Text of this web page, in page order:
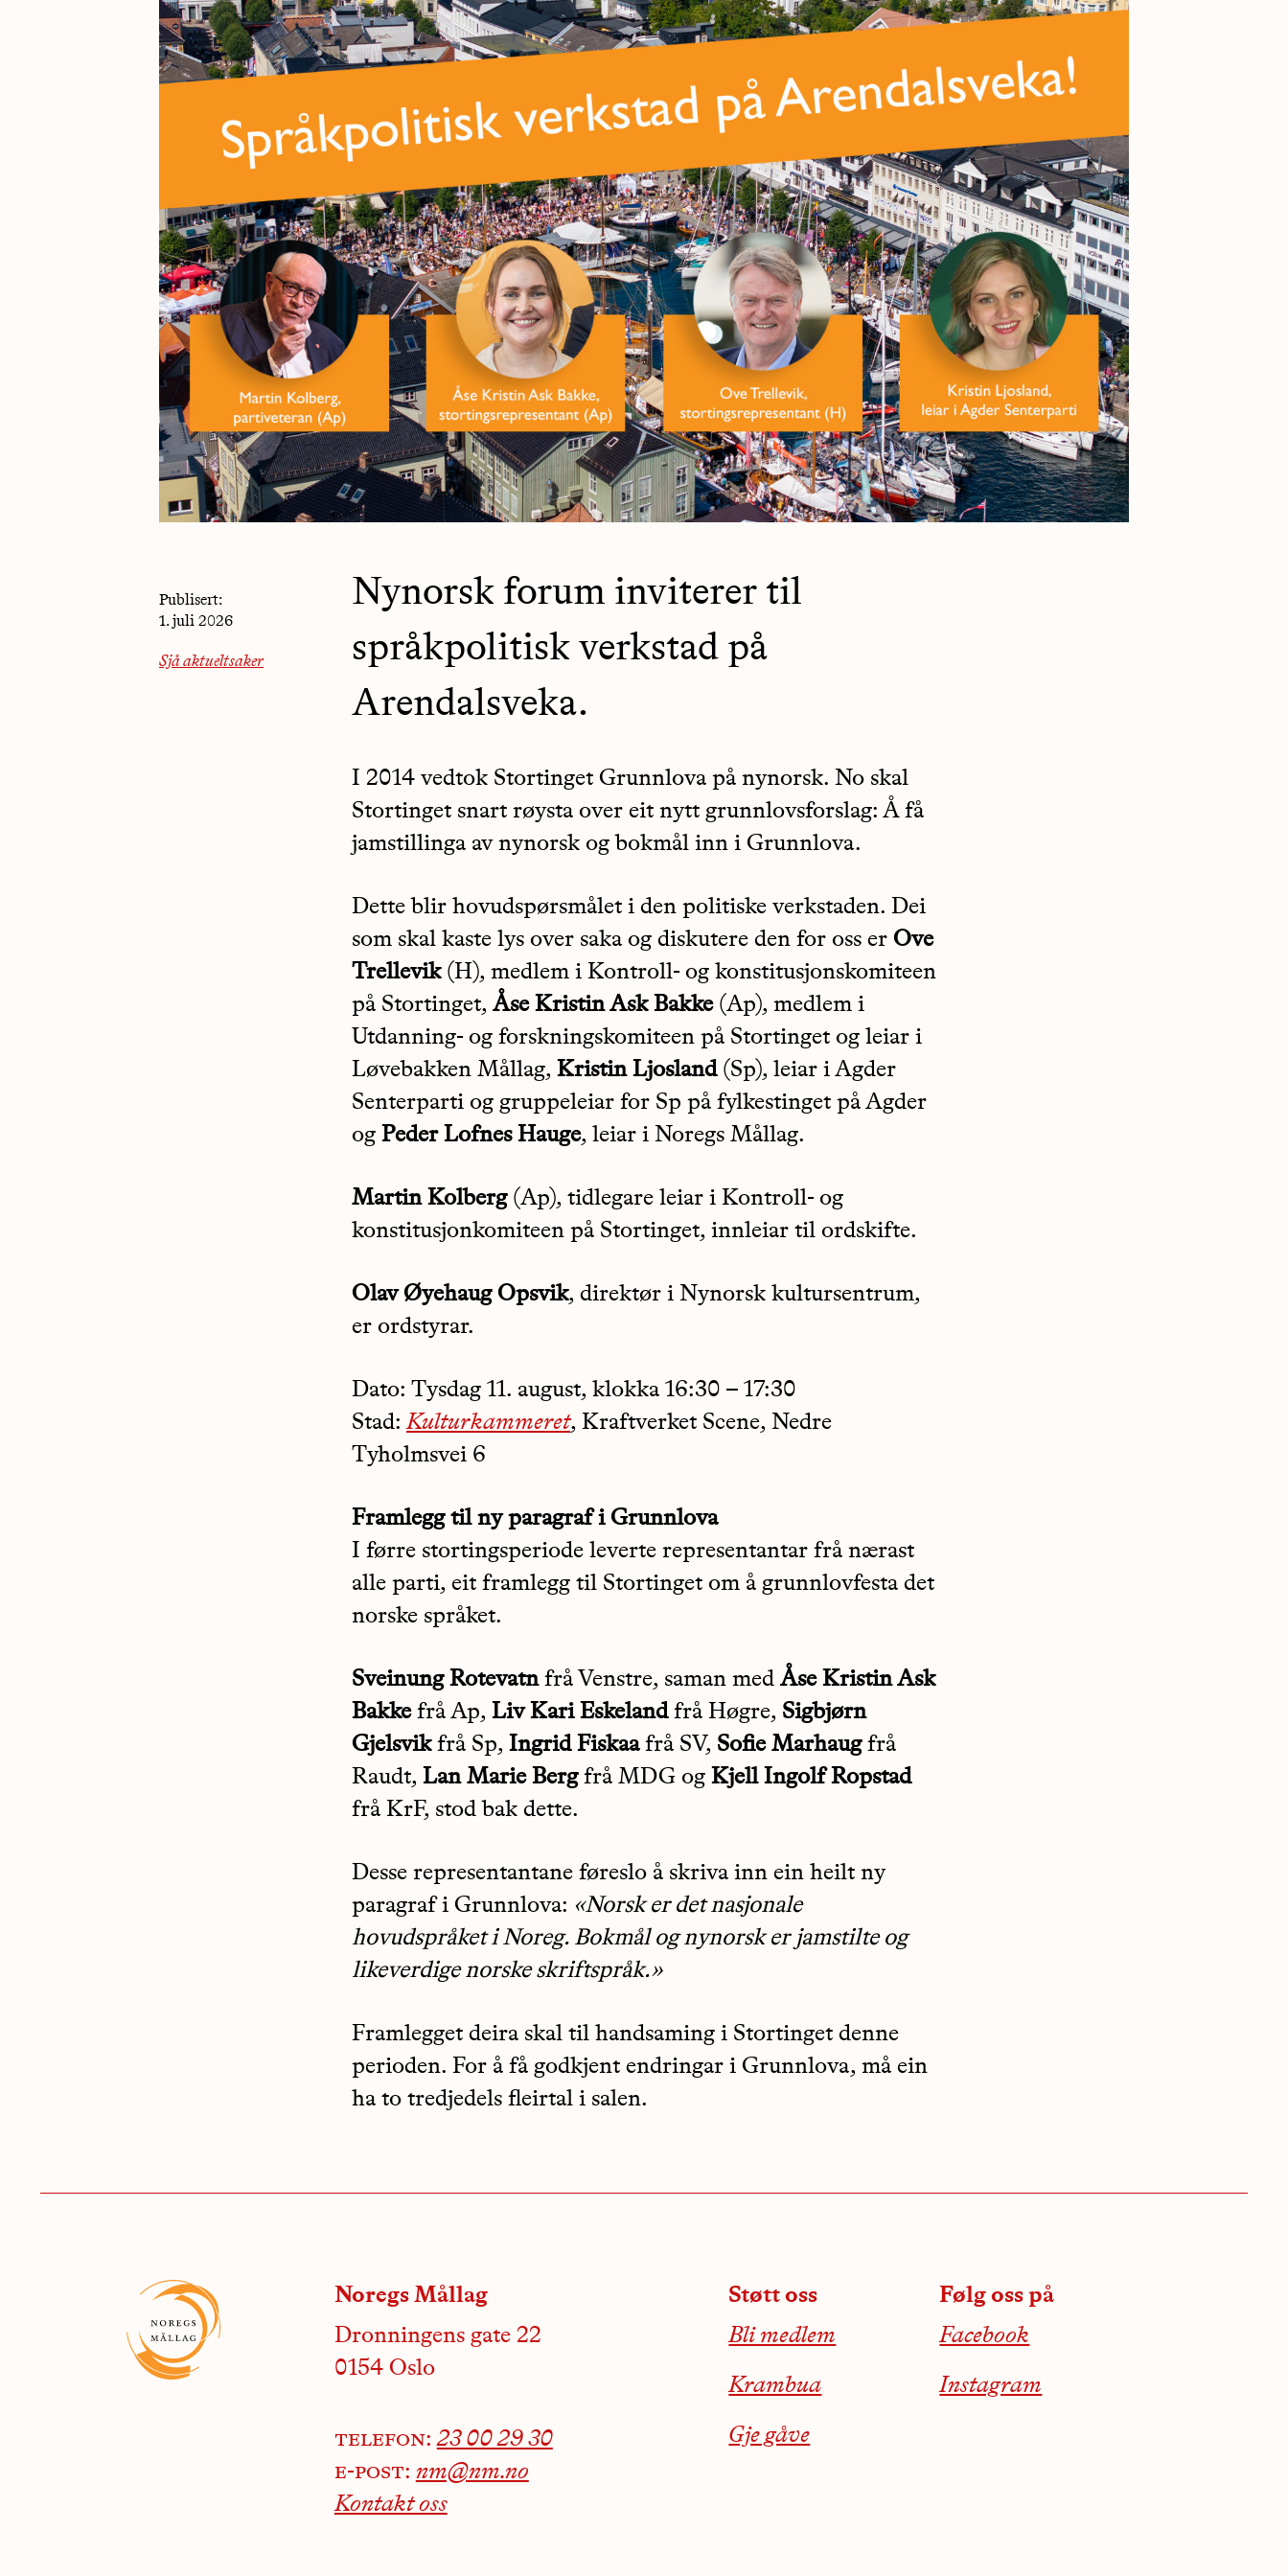
Publisert:
1. juli 2026
Sjå aktueltsaker
Nynorsk forum inviterer til
språkpolitisk verkstad på
Arendalsveka.
I 2014 vedtok Stortinget Grunnlova på nynorsk. No skal
Stortinget snart røysta over eit nytt grunnlovsforslag: Å få
jamstillinga av nynorsk og bokmål inn i Grunnlova.
Dette blir hovudspørsmålet i den politiske verkstaden. Dei
som skal kaste lys over saka og diskutere den for oss er Ove
Trellevik(H), medlem i Kontroll- og konstitusjonskomiteen
på Stortinget, Åse Kristin Ask Bakke(Ap), medlem i
Utdanning- og forskningskomiteen på Stortinget og leiar i
Løvebakken Mållag, Kristin Ljosland(Sp), leiar i Agder
Senterparti og gruppeleiar for Sp på fylkestinget på Agder
og Peder Lofnes Hauge, leiar i Noregs Mållag.
Martin Kolberg(Ap), tidlegare leiar i Kontroll- og
konstitusjonkomiteen på Stortinget, innleiar til ordskifte.
Olav Øyehaug Opsvik, direktør i Nynorsk kultursentrum,
er ordstyrar.
Dato: Tysdag 11. august, klokka 16:30 – 17:30
Stad:Kulturkammeret, Kraftverket Scene, Nedre
Tyholmsvei 6
Framlegg til ny paragraf i Grunnlova
I førre stortingsperiode leverte representantar frå nærast
alle parti, eit framlegg til Stortinget om å grunnlovfesta det
norske språket.
Sveinung Rotevatnfrå Venstre, saman med Åse Kristin Ask
Bakkefrå Ap, Liv Kari Eskelandfrå Høgre, Sigbjørn
Gjelsvikfrå Sp, Ingrid Fiskaafrå SV, Sofie Marhaugfrå
Raudt, Lan Marie Bergfrå MDG og Kjell Ingolf Ropstad
frå KrF, stod bak dette.
Desse representantane føreslo å skriva inn ein heilt ny
paragraf i Grunnlova: «Norsk er det nasjonale
hovudspråket i Noreg. Bokmål og nynorsk er jamstilte og
likeverdige norske skriftspråk.»
Framlegget deira skal til handsaming i Stortinget denne
perioden. For å få godkjent endringar i Grunnlova, må ein
ha to tredjedels fleirtal i salen.
Noregs Mållag
Dronningens gate 22
0154 Oslo
telefon:23 00 29 30
e-post: nm@nm.no
Kontakt oss
Støtt oss
Bli medlem
Krambua
Gje gåve
Følg oss på
Facebook
Instagram